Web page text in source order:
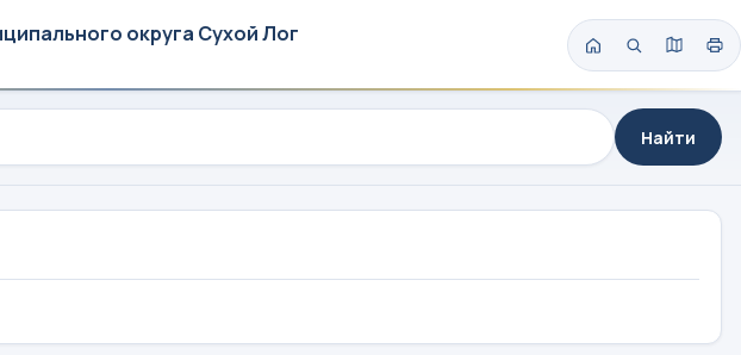
округа Сухой Лог
Найти